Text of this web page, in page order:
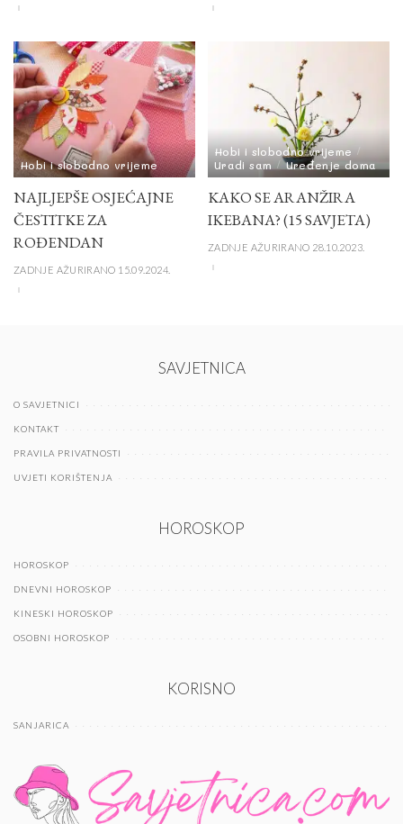
Hobi i slobodno vrijeme
NAJLJEPŠE OSJEĆAJNE
ČESTITKE ZA
ROĐENDAN
ZADNJE AŽURIRANO 15.09.2024.
Hobi i slobodno vrijeme
Uradi sam
Uređenje doma
KAKO SE ARANŽIRA
IKEBANA? (15 SAVJETA)
ZADNJE AŽURIRANO 28.10.2023.
SAVJETNICA
O SAVJETNICI
KONTAKT
PRAVILA PRIVATNOSTI
UVJETI KORIŠTENJA
HOROSKOP
HOROSKOP
DNEVNI HOROSKOP
KINESKI HOROSKOP
OSOBNI HOROSKOP
KORISNO
SANJARICA